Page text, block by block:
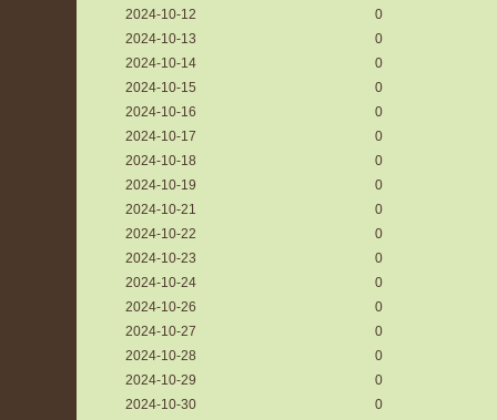
2024-10-12
0
2024-10-13
0
2024-10-14
0
2024-10-15
0
2024-10-16
0
2024-10-17
0
2024-10-18
0
2024-10-19
0
2024-10-21
0
2024-10-22
0
2024-10-23
0
2024-10-24
0
2024-10-26
0
2024-10-27
0
2024-10-28
0
2024-10-29
0
2024-10-30
0